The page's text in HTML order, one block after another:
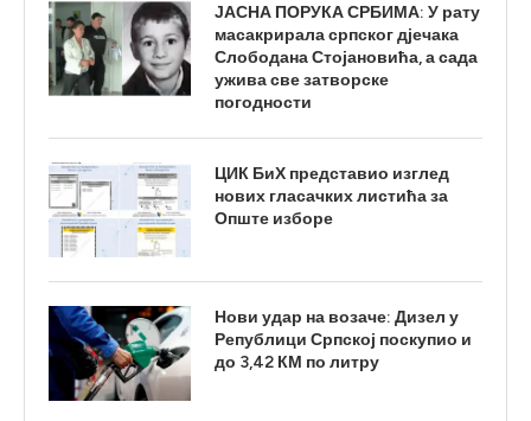
ЈАСНА ПОРУКА СРБИМА: У рату
масакрирала српског дјечака
Слободана Стојановића, а сада
ужива све затворске
погодности
ЦИК БиХ представио изглед
нових гласачких листића за
Опште изборе
Нови удар на возаче: Дизел у
Републици Српској поскупио и
до 3,42 КМ по литру